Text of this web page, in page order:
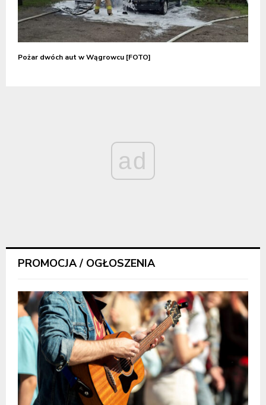
Pożar dwóch aut w Wągrowcu [FOTO]
ad
PROMOCJA / OGŁOSZENIA